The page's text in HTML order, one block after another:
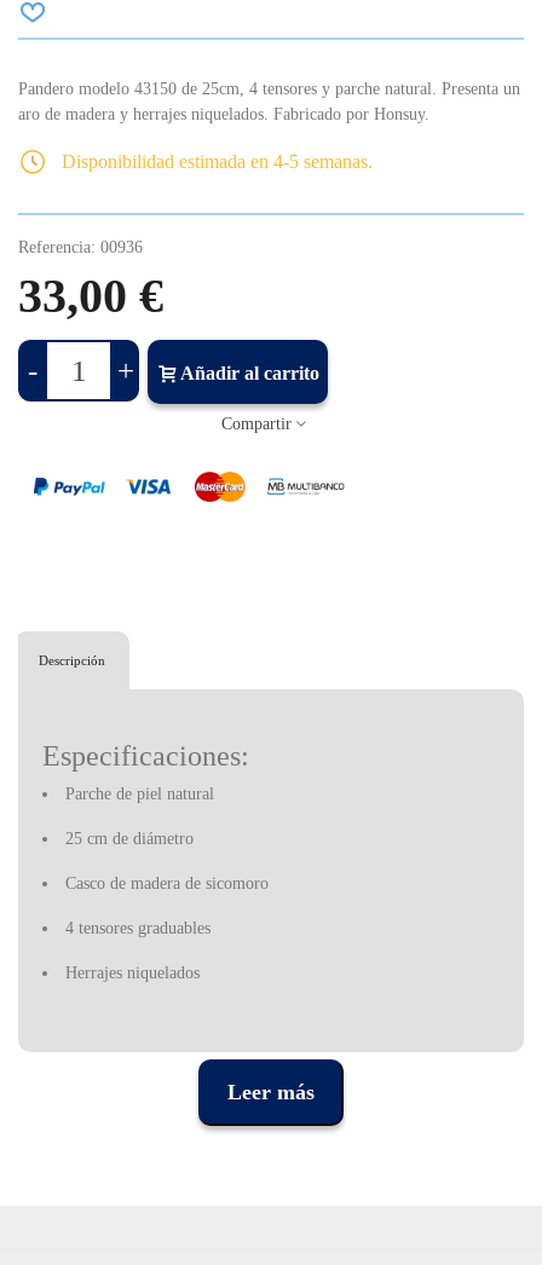
Pandero modelo 43150 de 25cm, 4 tensores y parche natural. Presenta un
aro de madera y herrajes niquelados. Fabricado por Honsuy.
Disponibilidad estimada en 4-5 semanas.
Referencia: 00936
33,00 €
- + Añadir al carrito
Compartir
Descripción
Especificaciones:
Parche de piel natural
25 cm de diámetro
Casco de madera de sicomoro
4 tensores graduables
Herrajes niquelados
Leer más